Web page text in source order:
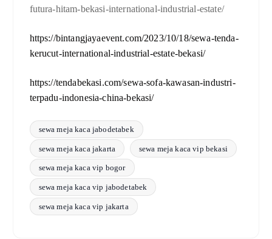
futura-hitam-bekasi-international-industrial-estate/
https://bintangjayaevent.com/2023/10/18/sewa-tenda-
kerucut-international-industrial-estate-bekasi/
https://tendabekasi.com/sewa-sofa-kawasan-industri-
terpadu-indonesia-china-bekasi/
sewa meja kaca jabodetabek
sewa meja kaca jakarta sewa meja kaca vip bekasi
sewa meja kaca vip bogor
sewa meja kaca vip jabodetabek
sewa meja kaca vip jakarta